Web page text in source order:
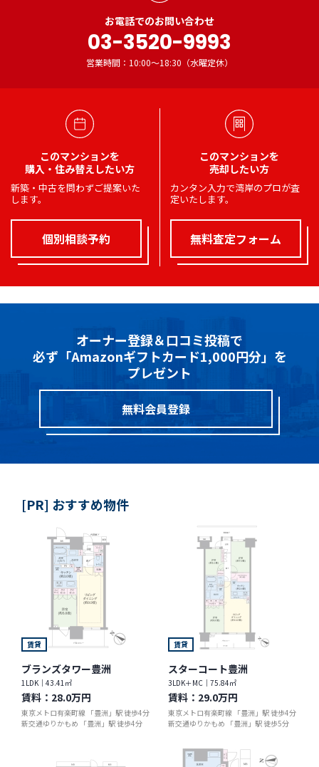
お電話でのお問い合わせ
03-3520-9993
営業時間：10:00～18:30（水曜定休）
このマンションを
購入・住み替えしたい方
新築・中古を問わずご提案いた
します。
個別相談予約
このマンションを
売却したい方
カンタン入力で湾岸のプロが査
定いたします。
無料査定フォーム
オーナー登録＆口コミ投稿で
必ず「Amazonギフトカード1,000円分」を
プレゼント
無料会員登録
[PR] おすすめ物件
賃貸
ブランズタワー豊洲
1LDK｜43.41㎡
賃料： 28.0万円
東京メトロ有楽町線 「豊洲」駅 徒歩4分
新交通ゆりかもめ 「豊洲」駅 徒歩4分
賃貸
スターコート豊洲
3LDK＋MC｜75.84㎡
賃料： 29.0万円
東京メトロ有楽町線 「豊洲」駅 徒歩4分
新交通ゆりかもめ 「豊洲」駅 徒歩5分